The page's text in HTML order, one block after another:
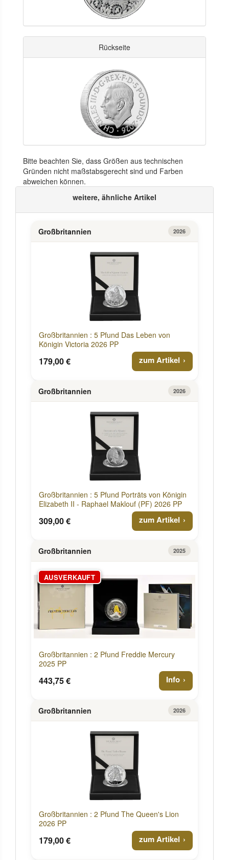
Rückseite
Bitte beachten Sie, dass Größen aus technischen
Gründen nicht maßstabsgerecht sind und Farben
abweichen können.
weitere, ähnliche Artikel
Großbritannien 2026
Großbritannien : 5 Pfund Das Leben von
Königin Victoria 2026 PP
179,00 € zum Artikel
Großbritannien 2026
Großbritannien : 5 Pfund Porträts von Königin
Elizabeth II - Raphael Maklouf (PF) 2026 PP
309,00 € zum Artikel
Großbritannien 2025
AUSVERKAUFT
Großbritannien : 2 Pfund Freddie Mercury
2025 PP
443,75 € Info
Großbritannien 2026
Großbritannien : 2 Pfund The Queen's Lion
2026 PP
179,00 € zum Artikel